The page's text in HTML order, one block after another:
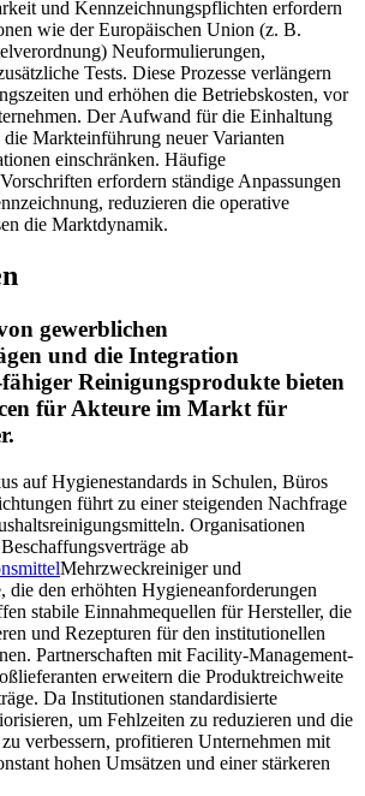
und Kennzeichnungspflichten erfordern
wie der Europäischen Union (z. B.
Neuformulierungen,
Tests. Diese Prozesse verlängern
und erhöhen die Betriebskosten, vor
Der Aufwand für die Einhaltung
Markteinführung neuer Varianten
einschränken. Häufige
erfordern ständige Anpassungen
reduzieren die operative
die Marktdynamik.
gewerblichen
und die Integration
Reinigungsprodukte bieten
für Akteure im Markt für
auf Hygienestandards in Schulen, Büros
führt zu einer steigenden Nachfrage
Organisationen
ab
Mehrzweckreiniger und
die den erhöhten Hygieneanforderungen
stabile Einnahmequellen für Hersteller, die
und Rezepturen für den institutionellen
Partnerschaften mit Facility-Management-
erweitern die Produktreichweite
Da Institutionen standardisierte
um Fehlzeiten zu reduzieren und die
verbessern, profitieren Unternehmen mit
hohen Umsätzen und einer stärkeren